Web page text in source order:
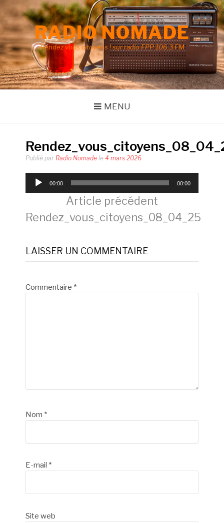
Aller
au
contenu
RADIO NOMADE
Rendez vous citoyens ! sur radio FPP 106.3 FM
MENU
Publié par Radio Nomadele 4 mars 2026
Lecteur
audio
00:00 00:00
Lire
la
suite
Article précédent
Rendez_vous_citoyens_08_04_25
LAISSER UN COMMENTAIRE
Commentaire *
Nom *
E-mail *
Site web